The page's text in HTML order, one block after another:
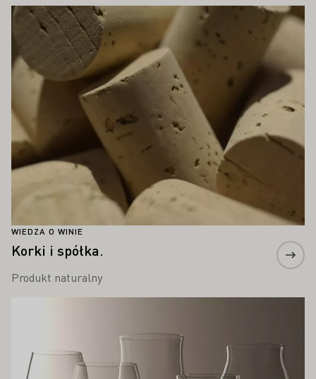
WIEDZA O WINIE
Korki i spółka.
Produkt naturalny
Proszę dowiedzieć się więcej